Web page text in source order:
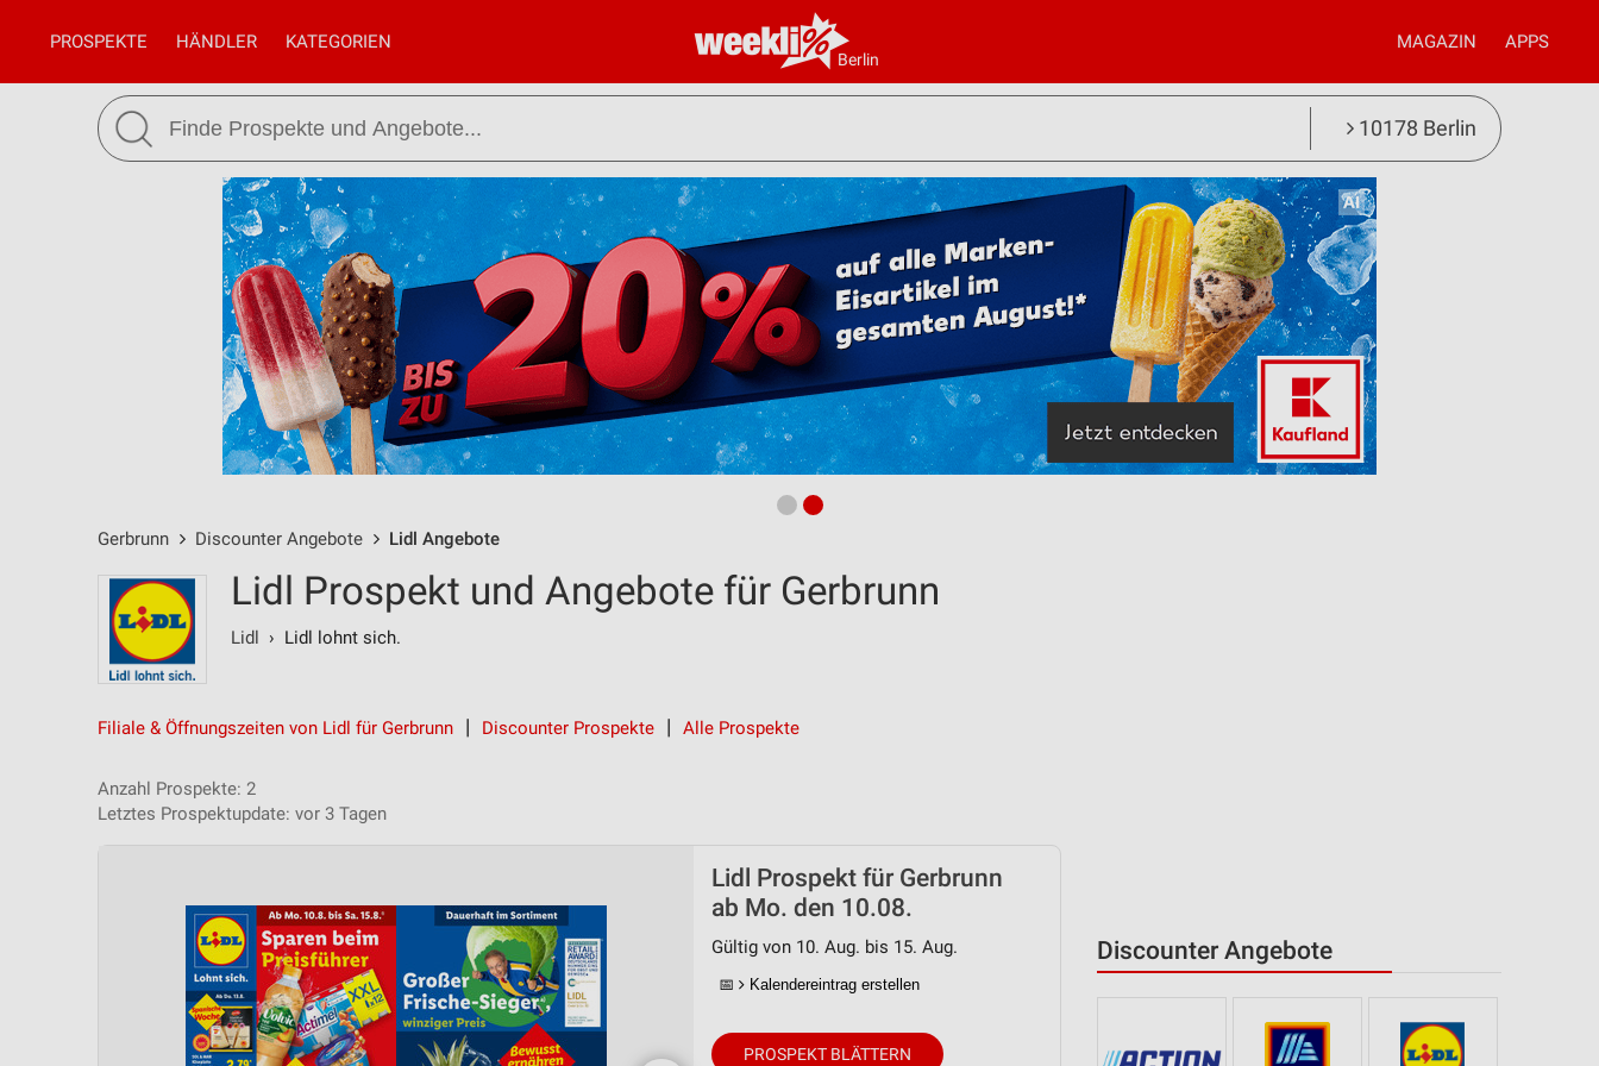
Berlin
PROSPEKTE HÄNDLER KATEGORIEN MAGAZIN APPS
10178 Berlin
Gerbrunn Discounter Angebote Lidl Angebote
Discounter Angebote
Lidl Prospekt und Angebote für Gerbrunn
Lidl › Lidl lohnt sich.
Filiale & Öffnungszeiten von Lidl für Gerbrunn Discounter Prospekte Alle Prospekte
Anzahl Prospekte: 2
Letztes Prospektupdate: vor 3 Tagen
Lidl Prospekt für Gerbrunn
ab Mo. den 10.08.
Gültig von 10. Aug. bis 15. Aug.
📅 Kalendereintrag erstellen
PROSPEKT BLÄTTERN